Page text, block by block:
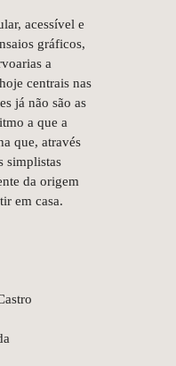
acessível e
gráficos,
a
centrais nas
já não são as
a que a
que, através
simplistas
da origem
em casa.